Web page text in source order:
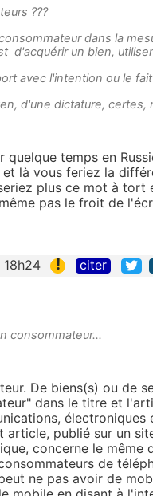
???
dans la
d'acquérir un bien,
avec l'intention ou le
d'une dictature, certes,
quelque temps en
là vous feriez la
plus ce mot à tort
pas le froit de
! citer
consommateur...
De biens(s) ou de
dans le titre et
article, publié sur un
concerne le même
de
ne pas avoir de